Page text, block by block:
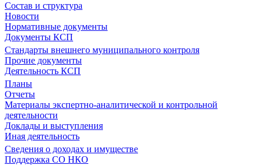
Состав и структура
Новости
Нормативные документы
Документы КСП
Стандарты внешнего муниципального контроля
Прочие документы
Деятельность КСП
Планы
Отчеты
Материалы экспертно-аналитической и контрольной
деятельности
Доклады и выступления
Иная деятельность
Сведения о доходах и имуществе
Поддержка СО НКО